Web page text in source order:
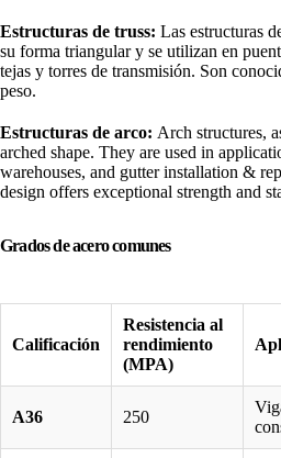
Estructuras de truss: Las estructuras
su forma triangular y se utilizan en
tejas y torres de transmisión. Son
peso.
Estructuras de arco: Arch structures,
arched shape. They are used in
warehouses, and gutter installation &
design offers exceptional strength and
Grados de acero comunes
Calificación
Resistencia al
rendimiento
(MPA)
A36 250